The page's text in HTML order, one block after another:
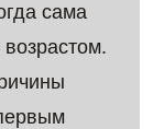
сама
возрастом.